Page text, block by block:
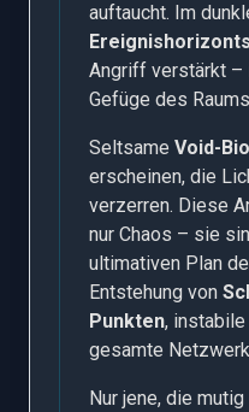
auftaucht. Im
Ereignishorizonts
Angriff verstärkt –
Gefüge des
Seltsame Void-
erscheinen, die
verzerren. Diese
nur Chaos – sie
ultimativen Plan
Entstehung von
Punkten, instabile
gesamte
Nur jene, die